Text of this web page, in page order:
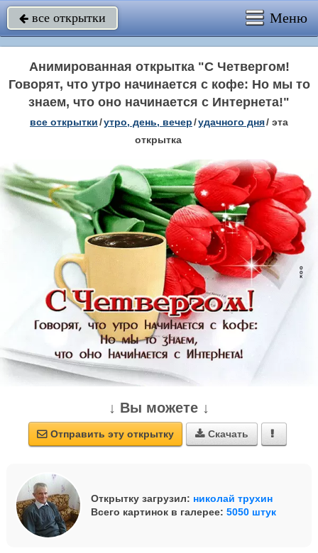
 все открытки Меню
Анимированная открытка "C Четвергом!
Говорят, что утро начинается с кофе: Но мы то
знаем, что оно начинается с Интернета!"
все открытки/утро, день, вечер/удачного дня/ эта
открытка
↓ Вы можете ↓
 Отправить эту открытку  Скачать 
Открытку загрузил: николай трухин
Всего картинок в галерее: 5050 штук